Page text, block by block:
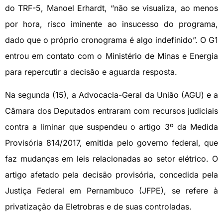
do TRF-5, Manoel Erhardt, “não se visualiza, ao menos
por hora, risco iminente ao insucesso do programa,
dado que o próprio cronograma é algo indefinido”. O G1
entrou em contato com o Ministério de Minas e Energia
para repercutir a decisão e aguarda resposta.
Na segunda (15), a Advocacia-Geral da União (AGU) e a
Câmara dos Deputados entraram com recursos judiciais
contra a liminar que suspendeu o artigo 3º da Medida
Provisória 814/2017, emitida pelo governo federal, que
faz mudanças em leis relacionadas ao setor elétrico. O
artigo afetado pela decisão provisória, concedida pela
Justiça Federal em Pernambuco (JFPE), se refere à
privatização da Eletrobras e de suas controladas.